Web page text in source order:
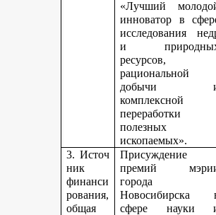
«Лучший
инноватор в
исследования
и
ресурсов,
рациональной
добычи
комплексной
переработки
полезных
ископаемых».
3. Источ
ник
финанси
рования,
общая
Присуждение
премий
города
Новосибирска
сфере науки